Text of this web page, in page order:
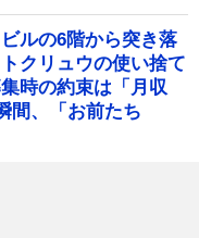
ルの6階から突き落
クリュウの使い捨て
時の約束は「月収
間、「お前たち